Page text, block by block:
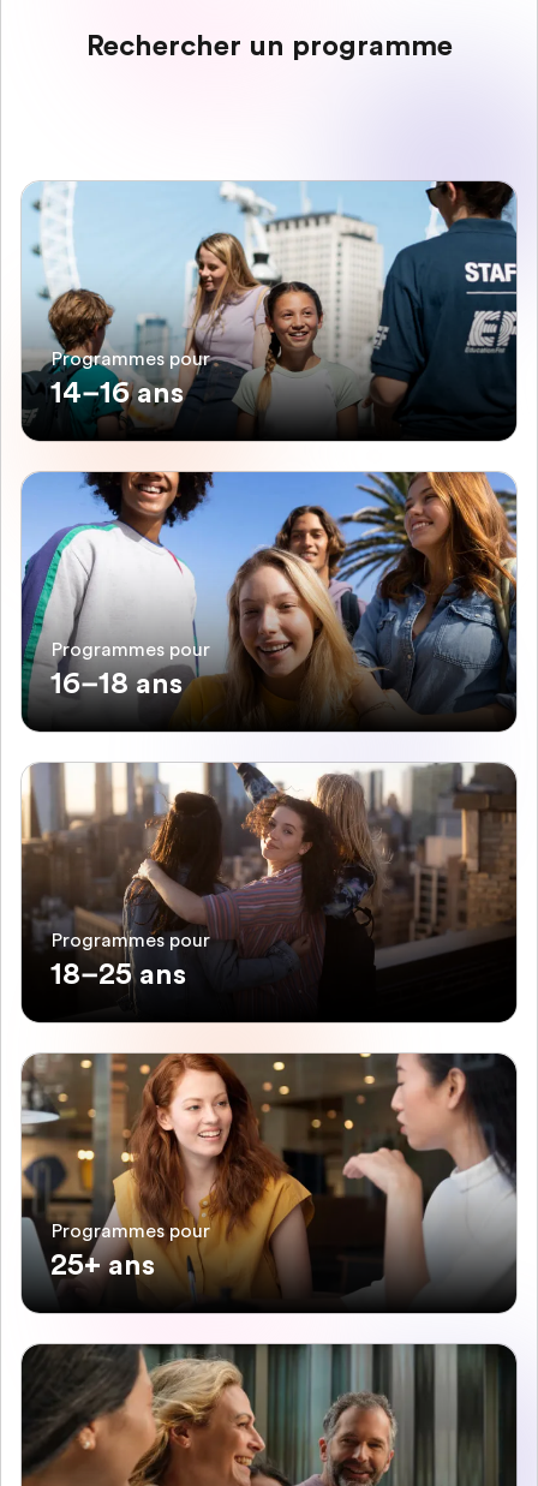
Rechercher un programme
Programmes pour
14–16 ans
Programmes pour
16–18 ans
Programmes pour
18–25 ans
Programmes pour
25+ ans